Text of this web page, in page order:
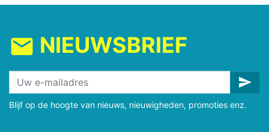
mail NIEUWSBRIEF
send
Blijf op de hoogte van nieuws, nieuwigheden, promoties enz.